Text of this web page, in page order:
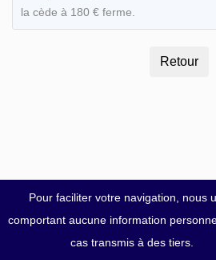
Pour faciliter votre navigation, nous
comportant aucune information
cas transmis à des tiers.
la cède à 180 € ferme.